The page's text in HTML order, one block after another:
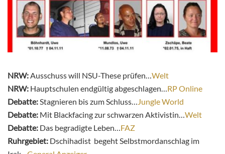
NRW:Ausschuss will NSU-These prüfen…Welt
NRW: Hauptschulen endgültig abgeschlagen…RP Online
Debatte:Stagnieren bis zum Schluss…Jungle World
Debatte: Mit Blackfacing zur schwarzen Aktivistin…Welt
Debatte: Das begradigte Leben…FAZ
Ruhrgebiet: Dschihadist begeht Selbstmordanschlag im